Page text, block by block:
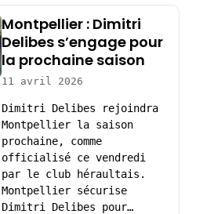
Montpellier : Dimitri
Delibes s’engage pour
la prochaine saison
11 avril 2026
Dimitri Delibes rejoindra
Montpellier la saison
prochaine, comme
officialisé ce vendredi
par le club héraultais.
Montpellier sécurise
Dimitri Delibes pour…